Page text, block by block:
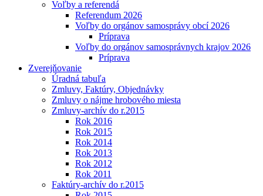
Voľby a referendá
Referendum 2026
Voľby do orgánov samosprávy obcí 2026
Príprava
Voľby do orgánov samosprávnych krajov 2026
Príprava
Zverejňovanie
Úradná tabuľa
Zmluvy, Faktúry, Objednávky
Zmluvy o nájme hrobového miesta
Zmluvy-archív do r.2015
Rok 2016
Rok 2015
Rok 2014
Rok 2013
Rok 2012
Rok 2011
Faktúry-archív do r.2015